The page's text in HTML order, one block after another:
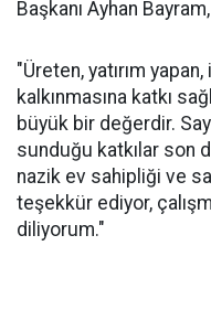
Başkanı Ayhan
"Üreten, yatırım
kalkınmasına katkı
büyük bir değerdir.
sunduğu katkılar son
nazik ev sahipliği ve
teşekkür ediyor,
diliyorum."